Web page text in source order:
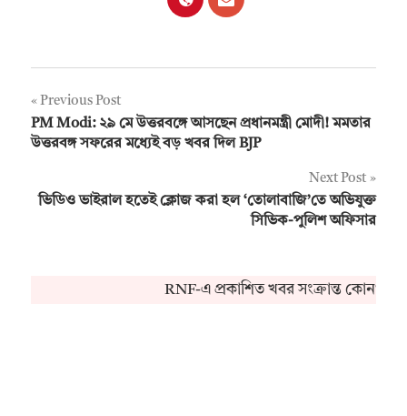
Post
navigation
Previous Post
PM Modi: ২৯ মে উত্তরবঙ্গে আসছেন প্রধানমন্ত্রী মোদী! মমতার
উত্তরবঙ্গ সফরের মধ্যেই বড় খবর দিল BJP
Next Post
ভিডিও ভাইরাল হতেই ক্লোজ করা হল ‘তোলাবাজি’তে অভিযুক্ত
সিভিক-পুলিশ অফিসার
RNF-এ প্রকাশিত খবর সংক্রান্ত কোনও